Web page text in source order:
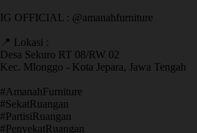
IG OFFICIAL : @amanahfurniture
📍 Lokasi :
Desa Sekuro RT 08/RW 02
Kec. Mlonggo - Kota Jepara, Jawa Tengah
​#AmanahFurniture
​#SekatRuangan
​#PartisiRuangan
​#PenyekatRuangan